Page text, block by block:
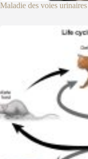
Maladie des voies